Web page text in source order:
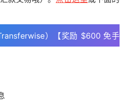
）【奖励 $600 免手